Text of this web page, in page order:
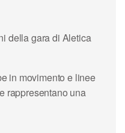
della gara di Aletica
in movimento e linee
rappresentano una